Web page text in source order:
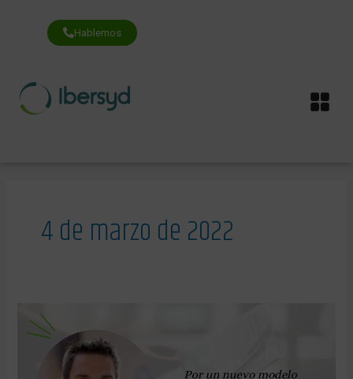
contenido
Hablemos
4 de marzo de 2022
nuevo
modelo
energético